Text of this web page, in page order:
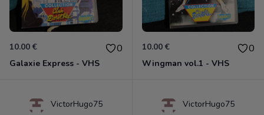
10.00 € 0
Galaxie Express - VHS
10.00 € 0
Wingman vol.1 - VHS
VictorHugo75 VictorHugo75